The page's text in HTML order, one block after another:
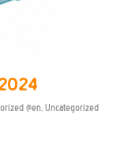
@en, Uncategorized